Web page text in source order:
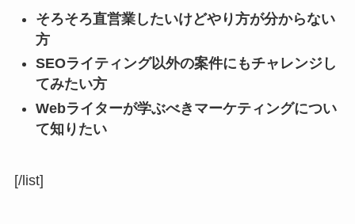
そろそろ直営業したいけどやり方が分からない
方
SEOライティング以外の案件にもチャレンジし
てみたい方
Webライターが学ぶべきマーケティングについ
て知りたい
[/list]